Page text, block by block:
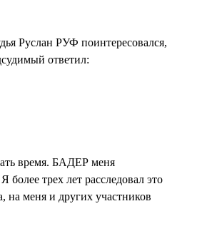
Руслан РУФ поинтересовался,
ответил:
время. БАДЕР меня
более трех лет расследовал это
на меня и других участников